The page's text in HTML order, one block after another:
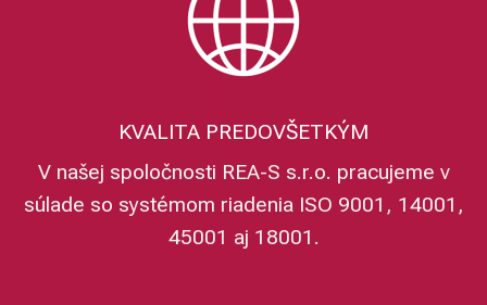
KVALITA PREDOVŠETKÝM
V našej spoločnosti REA-S s.r.o. pracujeme v
súlade so systémom riadenia ISO 9001, 14001,
45001 aj 18001.